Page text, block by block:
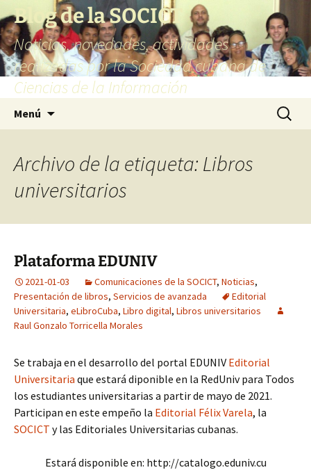
al
contenido
Blog de la SOCICT
Noticias, novedades, actividades
realizadas por la Sociedad cubana de
Ciencias de la Información
Menú Buscar:
Archivo de la etiqueta: Libros
universitarios
Plataforma EDUNIV
2021-01-03 Comunicaciones de la SOCICT, Noticias,
Presentación de libros, Servicios de avanzada
Editorial
Universitaria, eLibroCuba, Libro digital, Libros universitarios
Raul Gonzalo Torricella Morales
Se trabaja en el desarrollo del portal EDUNIV Editorial
Universitaria que estará diponible en la RedUniv para Todos
los estudiantes universitarias a partir de mayo de 2021.
Participan en este empeño la Editorial Félix Varela, la
SOCICT y las Editoriales Universitarias cubanas.
Estará disponible en: http://catalogo.eduniv.cu